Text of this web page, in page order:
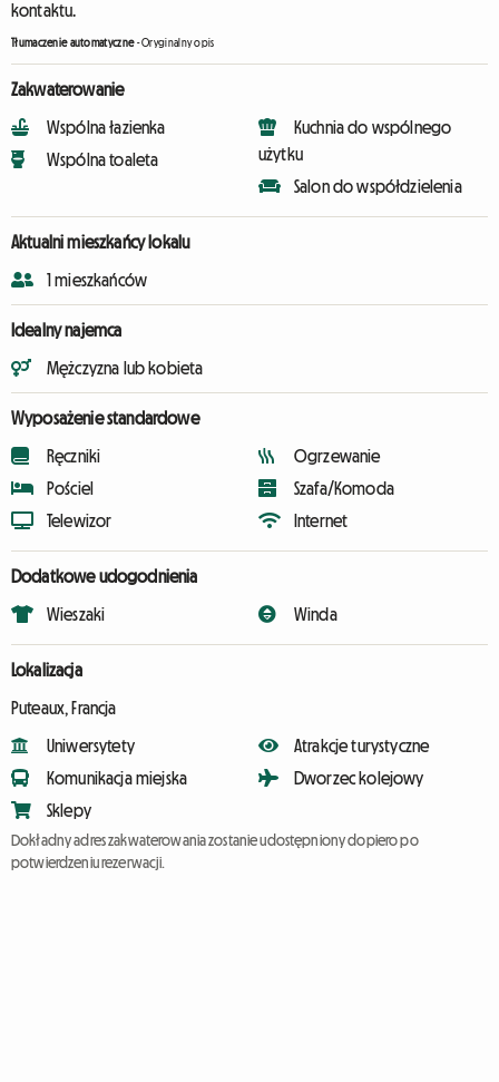
kontaktu.
Tłumaczenie automatyczne-Oryginalny opis
Zakwaterowanie
Wspólna łazienka
Wspólna toaleta
Kuchnia do wspólnego
użytku
Salon do współdzielenia
Aktualni mieszkańcy lokalu
1 mieszkańców
Idealny najemca
Mężczyzna lub kobieta
Wyposażenie standardowe
Ręczniki
Pościel
Telewizor
Ogrzewanie
Szafa/Komoda
Internet
Dodatkowe udogodnienia
Wieszaki Winda
Lokalizacja
Puteaux, Francja
Uniwersytety
Komunikacja miejska
Sklepy
Atrakcje turystyczne
Dworzec kolejowy
Dokładny adres zakwaterowania zostanie udostępniony dopiero po
potwierdzeniu rezerwacji.